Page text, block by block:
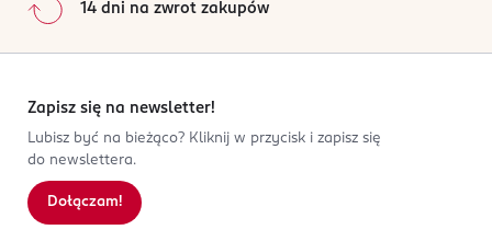
Kod EAN
4
0%
2
1
0%
Sortowanie wg
14 dni na zwrot zakupów
Zapisz się na newsletter!
Lubisz być na bieżąco? Kliknij w przycisk i zapisz się
do newslettera.
Dołączam!